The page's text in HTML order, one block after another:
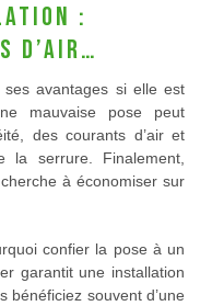
:
d’air…
avantages si elle est
mauvaise pose peut
des courants d’air et
la serrure. Finalement,
à économiser sur
confier la pose à un
garantit une installation
bénéficiez souvent d’une